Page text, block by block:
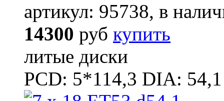
артикул: 95738, в
14300 руб купить
литые диски
PCD: 5*114,3 DIA: 54,1